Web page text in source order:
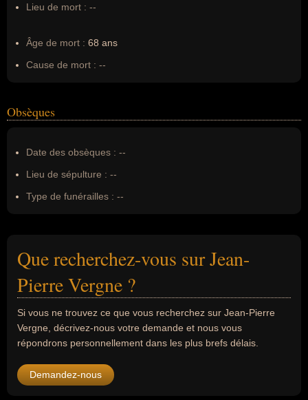
Lieu de mort : --
Âge de mort : 68 ans
Cause de mort : --
Obsèques
Date des obsèques : --
Lieu de sépulture : --
Type de funérailles : --
Que recherchez-vous sur Jean-
Pierre Vergne ?
Si vous ne trouvez ce que vous recherchez sur Jean-Pierre
Vergne, décrivez-nous votre demande et nous vous
répondrons personnellement dans les plus brefs délais.
Demandez-nous